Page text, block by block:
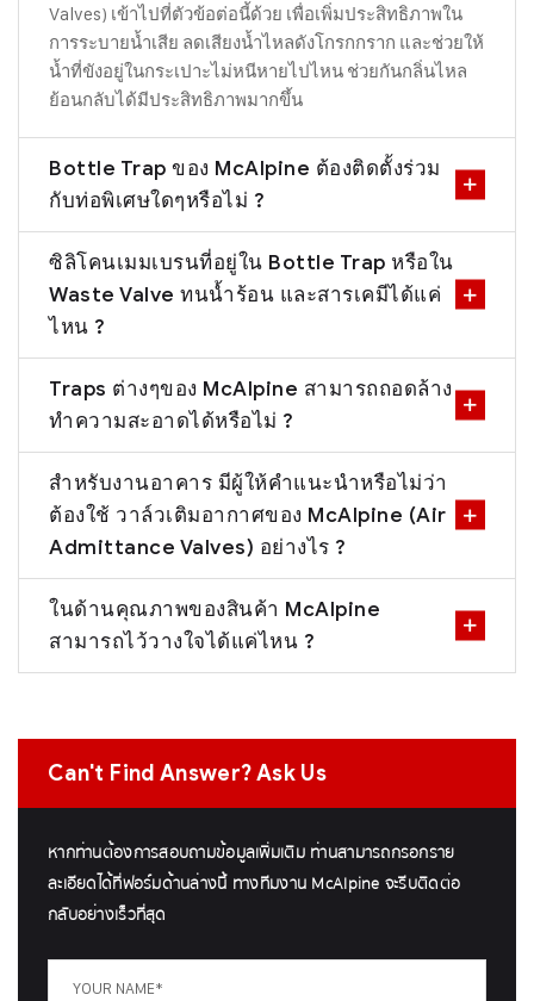
Valves) เข้าไปที่ตัวข้อต่อนี้ด้วย เพื่อเพิ่มประสิทธิภาพใน
การระบายน้ำเสีย ลดเสียงน้ำไหลดังโกรกกราก และช่วยให้
น้ำที่ขังอยู่ในกระเปาะไม่หนีหายไปไหน ช่วยกันกลิ่นไหล
ย้อนกลับได้มีประสิทธิภาพมากขึ้น
Bottle Trap ของ McAlpine ต้องติดตั้งร่วม
กับท่อพิเศษใดๆหรือไม่ ?
ซิลิโคนเมมเบรนที่อยู่ใน Bottle Trap หรือใน
Waste Valve ทนน้ำร้อน และสารเคมีได้แค่
ไหน ?
Traps ต่างๆของ McAlpine สามารถถอดล้าง
ทำความสะอาดได้หรือไม่ ?
สำหรับงานอาคาร มีผู้ให้คำแนะนำหรือไม่ว่า
ต้องใช้ วาล์วเติมอากาศของ McAlpine (Air
Admittance Valves) อย่างไร ?
ในด้านคุณภาพของสินค้า McAlpine
สามารถไว้วางใจได้แค่ไหน ?
Can't Find Answer? Ask Us
หากท่านต้องการสอบถามข้อมูลเพิ่มเติม ท่านสามารถกรอกราย
ละเอียดได้ที่ฟอร์มด้านล่างนี้ ทางทีมงาน McAlpine จะรีบติดต่อ
กลับอย่างเร็วที่สุด